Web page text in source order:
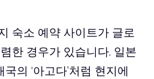
숙소 예약 사이트가 글로
한 경우가 있습니다. 일본
국의 ‘아고다’처럼 현지에